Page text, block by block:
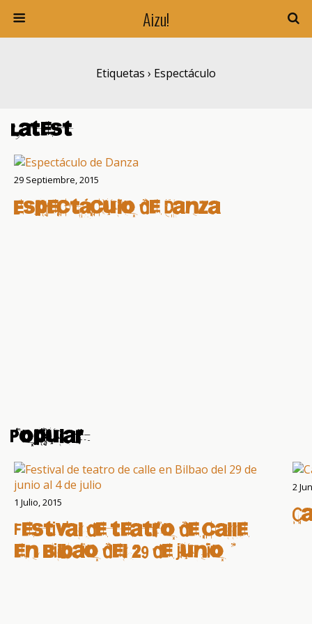
Aizu!
Etiquetas › Espectáculo
Latest
29 Septiembre, 2015
Espectáculo de Danza
Popular
1 Julio, 2015
Festival de teatro de calle
en Bilbao del 29 de junio al
2